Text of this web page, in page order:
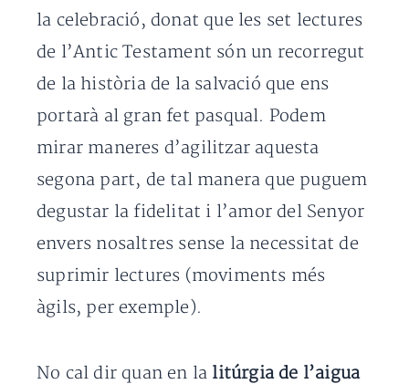
la celebració, donat que les set lectures
de l’Antic Testament són un recorregut
de la història de la salvació que ens
portarà al gran fet pasqual. Podem
mirar maneres d’agilitzar aquesta
segona part, de tal manera que puguem
degustar la fidelitat i l’amor del Senyor
envers nosaltres sense la necessitat de
suprimir lectures (moviments més
àgils, per exemple).
No cal dir quan en la litúrgia de l’aigua